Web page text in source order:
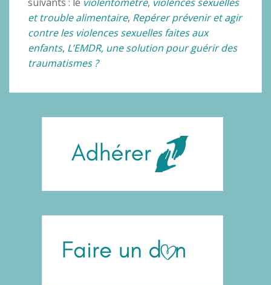
et trouble alimentaire, Repérer prévenir et agir
contre les violences sexuelles faites aux
enfants, L’EMDR, une solution pour guérir des
traumatismes ?